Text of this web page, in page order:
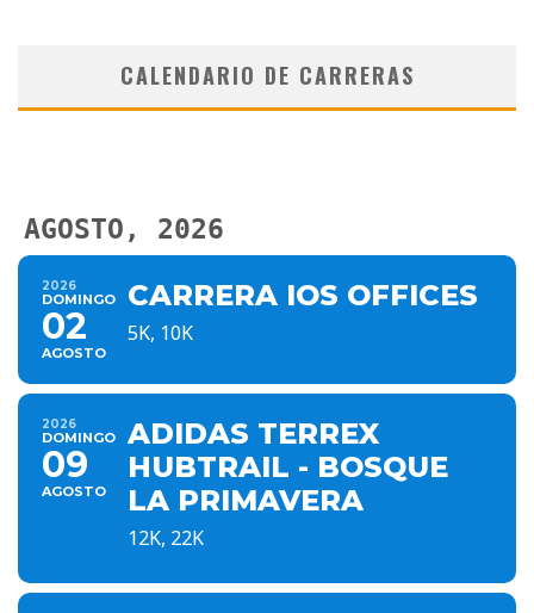
CALENDARIO DE CARRERAS
AGOSTO, 2026
2026
DOMINGO
02
AGOSTO
CARRERA IOS OFFICES
5K, 10K
2026
DOMINGO
09
AGOSTO
ADIDAS TERREX
HUBTRAIL - BOSQUE
LA PRIMAVERA
12K, 22K